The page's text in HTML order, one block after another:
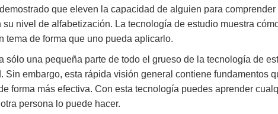
que eleven la capacidad de alguien para
su nivel de alfabetización. La tecnología de estudio muestra
tema de forma que uno pueda aplicarlo.
sólo una pequeña parte de todo el grueso de la tecnología de
Sin embargo, esta rápida visión general contiene fundamentos
forma más efectiva. Con esta tecnología puedes aprender
persona lo puede hacer.